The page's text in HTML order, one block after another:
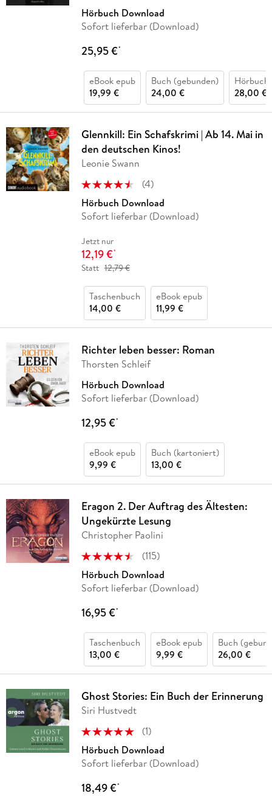
Hörbuch Download
Sofort lieferbar (Download)
25,95 €*
eBook epub
19,99 €
Buch (gebunden)
24,00 €
Hörbuch
28,00 €
Glennkill: Ein Schafskrimi | Ab 14. Mai in
den deutschen Kinos!
Leonie Swann
(4)
Hörbuch Download
Sofort lieferbar (Download)
Jetzt nur
12,19 €*
Statt 12,79 €
Taschenbuch
14,00 €
eBook epub
11,99 €
Richter leben besser: Roman
Thorsten Schleif
Hörbuch Download
Sofort lieferbar (Download)
12,95 €*
eBook epub
9,99 €
Buch (kartoniert)
13,00 €
Eragon 2. Der Auftrag des Ältesten:
Ungekürzte Lesung
Christopher Paolini
(115)
Hörbuch Download
Sofort lieferbar (Download)
16,95 €*
Taschenbuch
13,00 €
eBook epub
9,99 €
Buch
26,00 €
Ghost Stories: Ein Buch der Erinnerung
Siri Hustvedt
(1)
Hörbuch Download
Sofort lieferbar (Download)
18,49 €*